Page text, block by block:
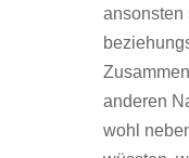
ansonsten
anderen
wohl